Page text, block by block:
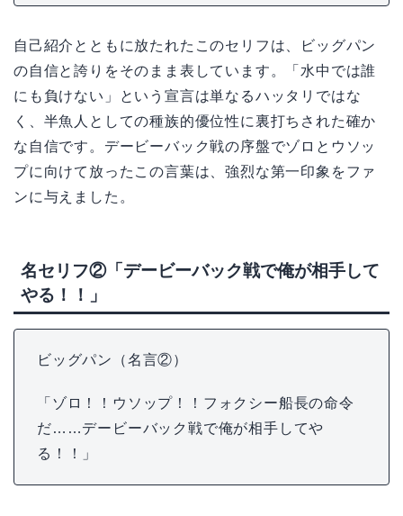
自己紹介とともに放たれたこのセリフは、ビッグパン
の自信と誇りをそのまま表しています。「水中では誰
にも負けない」という宣言は単なるハッタリではな
く、半魚人としての種族的優位性に裏打ちされた確か
な自信です。デービーバック戦の序盤でゾロとウソッ
プに向けて放ったこの言葉は、強烈な第一印象をファ
ンに与えました。
名セリフ②「デービーバック戦で俺が相手して
やる！！」
ビッグパン（名言②）
「ゾロ！！ウソップ！！フォクシー船長の命令
だ……デービーバック戦で俺が相手してや
る！！」